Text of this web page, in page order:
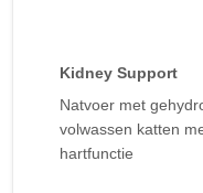
Kidney Support
Natvoer met
volwassen katten
hartfunctie